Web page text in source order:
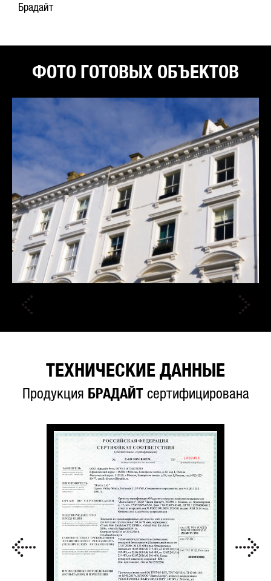
Брадайт
ФОТО ГОТОВЫХ ОБЪЕКТОВ
ТЕХНИЧЕСКИЕ ДАННЫЕ
Продукция БРАДАЙТсертифицирована